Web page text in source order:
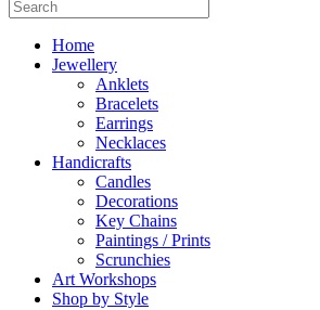
Home
Jewellery
Anklets
Bracelets
Earrings
Necklaces
Handicrafts
Candles
Decorations
Key Chains
Paintings / Prints
Scrunchies
Art Workshops
Shop by Style